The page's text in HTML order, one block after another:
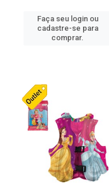
Faça seu login ou
cadastre-se para
comprar.